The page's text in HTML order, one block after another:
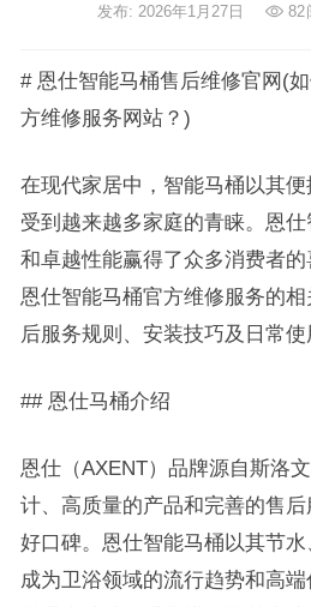
发布: 2026年1月27日 82
# 恩仕智能马桶售后维修官网(
方维修服务网站？)
在现代家居中，智能马桶以其
受到越来越多家庭的青睐。恩
和卓越性能赢得了众多消费者
恩仕智能马桶官方维修服务的
后服务规则、安装技巧及日常使
## 恩仕马桶介绍
恩仕（AXENT）品牌源自斯洛
计、高质量的产品和完善的售
好口碑。恩仕智能马桶以其节水
成为卫浴领域的流行趋势和高